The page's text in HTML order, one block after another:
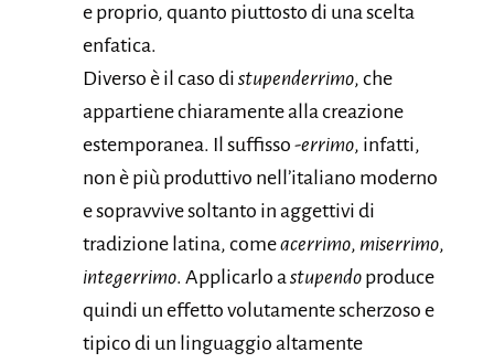
e proprio, quanto piuttosto di una scelta
enfatica.
Diverso è il caso di stupenderrimo, che
appartiene chiaramente alla creazione
estemporanea. Il suffisso -errimo, infatti,
non è più produttivo nell’italiano moderno
e sopravvive soltanto in aggettivi di
tradizione latina, comeacerrimo, miserrimo,
integerrimo. Applicarlo astupendo produce
quindi un effetto volutamente scherzoso e
tipico di un linguaggio altamente